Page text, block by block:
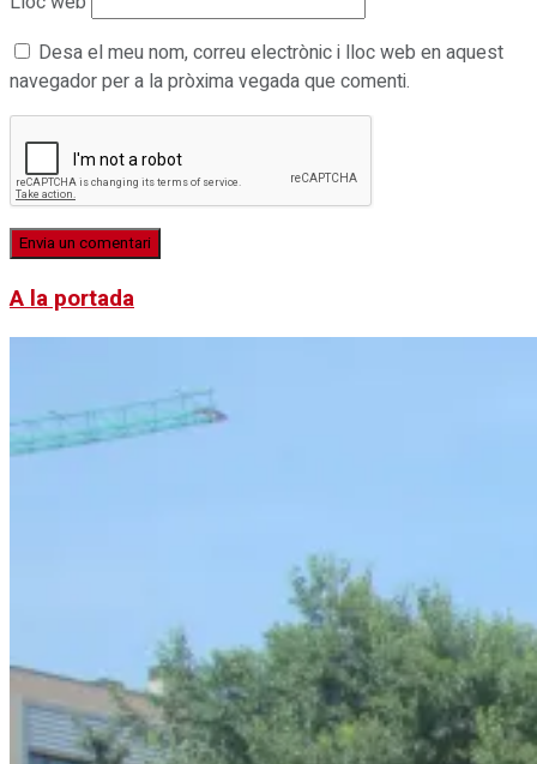
Desa el meu nom, correu electrònic i lloc web en aquest
navegador per a la pròxima vegada que comenti.
A la portada